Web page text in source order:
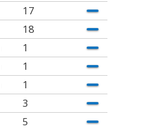
17
18
1
1
1
3
5